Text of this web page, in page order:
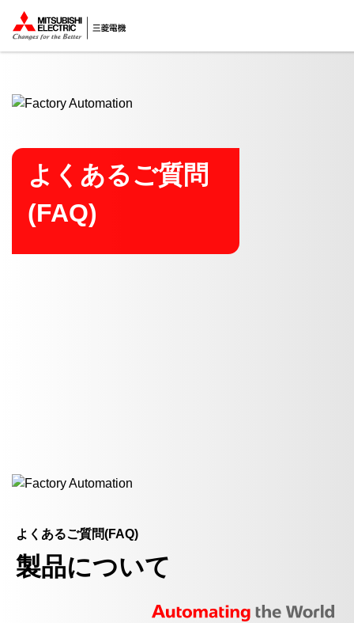
ここから本文
よくあるご質問
(FAQ)
よくあるご質問(FAQ)
製品について